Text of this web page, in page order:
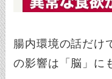
腸内環境の話だけ
の影響は「脳」に